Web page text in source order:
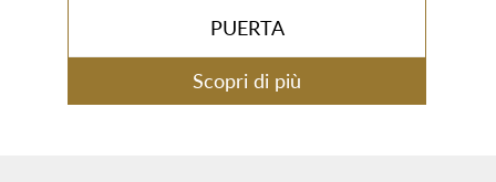
PUERTA
Scopri di più